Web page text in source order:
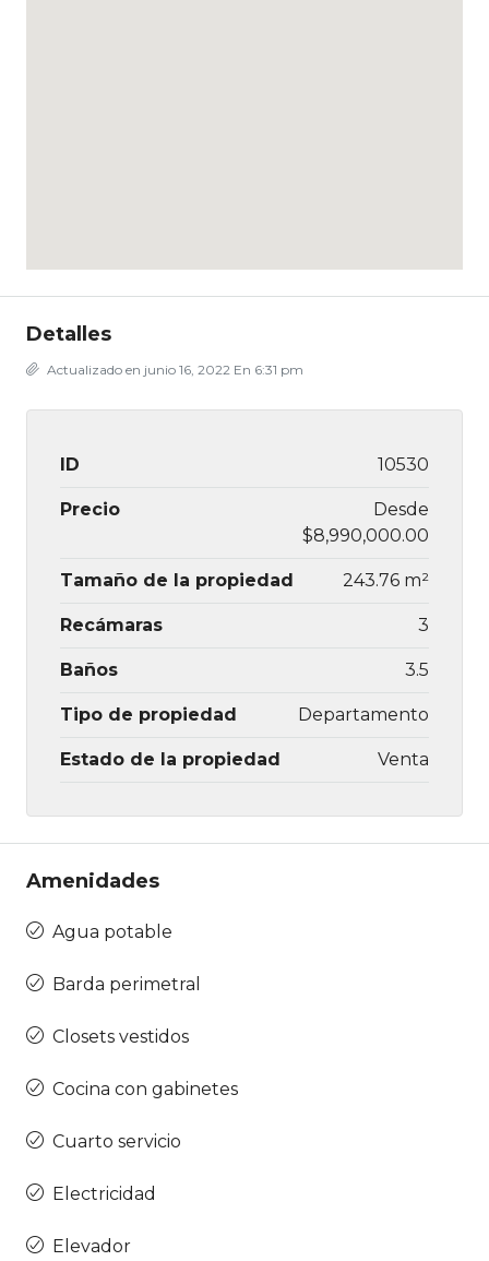
Detalles
Actualizado en junio 16, 2022 En 6:31 pm
ID 10530
Precio
Desde
$8,990,000.00
Tamaño de la propiedad 243.76 m²
Recámaras 3
Baños 3.5
Tipo de propiedad Departamento
Estado de la propiedad Venta
Amenidades
Agua potable
Barda perimetral
Closets vestidos
Cocina con gabinetes
Cuarto servicio
Electricidad
Elevador